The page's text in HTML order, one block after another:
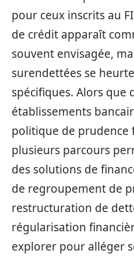
pour ceux inscrits au
de crédit apparaît
souvent envisagée,
surendettées se
spécifiques. Alors que
établissements
politique de prudence
plusieurs parcours
des solutions de
de regroupement de
restructuration de
régularisation
explorer pour alléger